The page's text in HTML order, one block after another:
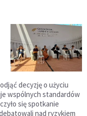
decyzję o użyciu
wspólnych standardów
się spotkanie
nad ryzykiem